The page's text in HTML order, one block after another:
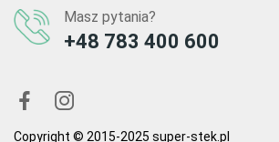
Masz pytania?
+48 783 400 600
Copyright © 2015-2025 super-stek.pl